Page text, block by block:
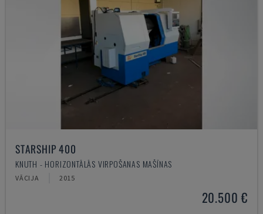
STARSHIP 400
KNUTH - HORIZONTĀLĀS VIRPOŠANAS MAŠĪNAS
VĀCIJA 2015
20.500 €